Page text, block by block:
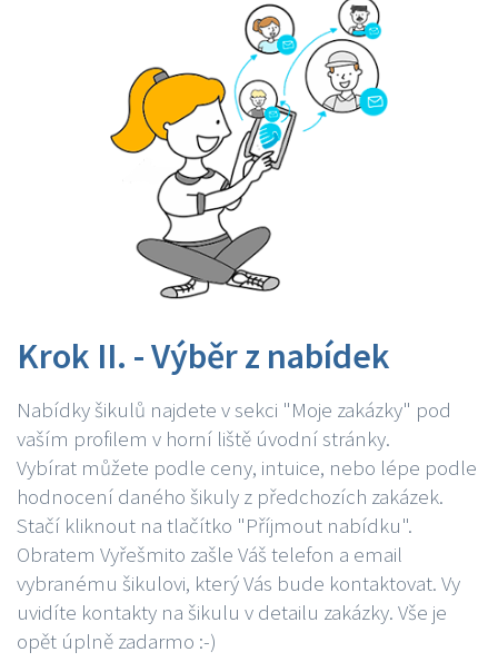
Krok II. - Výběr z nabídek
Nabídky šikulů najdete v sekci "Moje zakázky" pod
vaším profilem v horní liště úvodní stránky.
Vybírat můžete podle ceny, intuice, nebo lépe podle
hodnocení daného šikuly z předchozích zakázek.
Stačí kliknout na tlačítko "Příjmout nabídku".
Obratem Vyřešmito zašle Váš telefon a email
vybranému šikulovi, který Vás bude kontaktovat. Vy
uvidíte kontakty na šikulu v detailu zakázky. Vše je
opět úplně zadarmo :-)